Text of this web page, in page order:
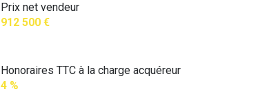
Prix net vendeur
912 500 €
Honoraires TTC à la charge acquéreur
4 %